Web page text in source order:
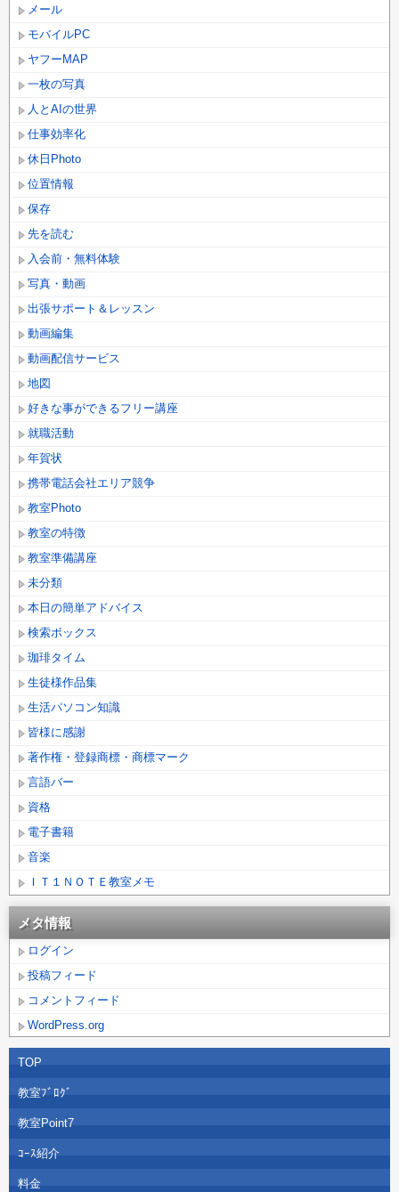
メール
モバイルPC
ヤフーMAP
一枚の写真
人とAIの世界
仕事効率化
休日Photo
位置情報
保存
先を読む
入会前・無料体験
写真・動画
出張サポート＆レッスン
動画編集
動画配信サービス
地図
好きな事ができるフリー講座
就職活動
年賀状
携帯電話会社エリア競争
教室Photo
教室の特徴
教室準備講座
未分類
本日の簡単アドバイス
検索ボックス
珈琲タイム
生徒様作品集
生活パソコン知識
皆様に感謝
著作権・登録商標・商標マーク
言語バー
資格
電子書籍
音楽
ＩＴ１ＮＯＴＥ教室メモ
メタ情報
ログイン
投稿フィード
コメントフィード
WordPress.org
TOP
教室ﾌﾞﾛｸﾞ
教室Point7
ｺｰｽ紹介
料金